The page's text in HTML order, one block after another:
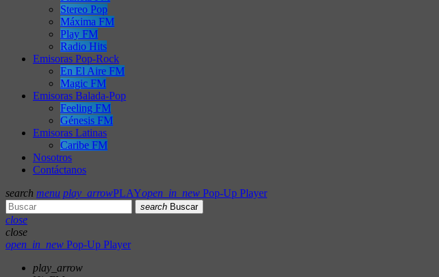
Stereo Pop
Máxima FM
Play FM
Radio Hits
Emisoras Pop-Rock
En El Aire FM
Magic FM
Emisoras Balada-Pop
Feeling FM
Génesis FM
Emisoras Latinas
Caribe FM
Nosotros
Contáctanos
search menu play_arrowPLAYopen_in_new Pop-Up Player
search Buscar
close
close
open_in_new Pop-Up Player
play_arrow